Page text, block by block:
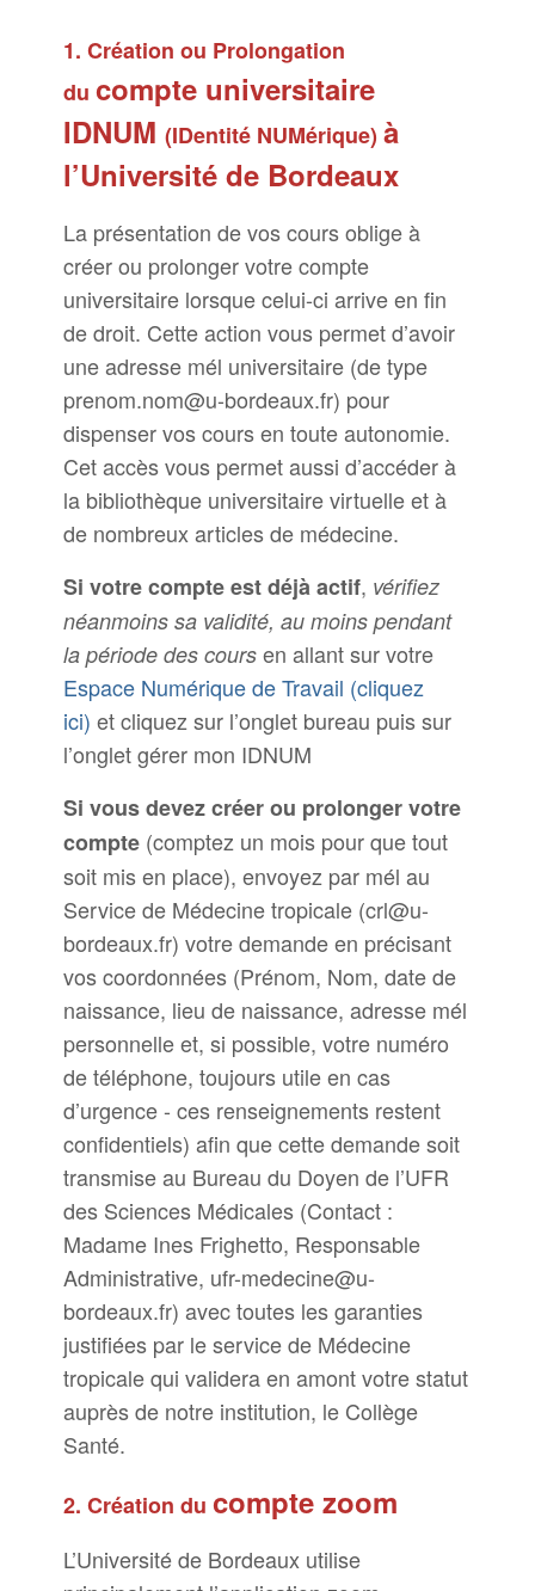
1. Création ou Prolongation
ducompte universitaire
IDNUM(IDentité NUMérique)à
l’Université de Bordeaux
La présentation de vos cours oblige à
créer ou prolonger votre compte
universitaire lorsque celui-ci arrive en fin
de droit. Cette action vous permet d’avoir
une adresse mél universitaire (de type
prenom.nom@u-bordeaux.fr) pour
dispenser vos cours en toute autonomie.
Cet accès vous permet aussi d’accéder à
la bibliothèque universitaire virtuelle et à
de nombreux articles de médecine.
Si votre compte est déjà actif, vérifiez
néanmoins sa validité, au moins pendant
la période des coursen allant sur votre
Espace Numérique de Travail (cliquez
ici)et cliquez sur l’onglet bureau puis sur
l’onglet gérer mon IDNUM
Si vous devez créer ou prolonger votre
compte (comptez un mois pour que tout
soit mis en place), envoyez par mél au
Service de Médecine tropicale (crl@u-
bordeaux.fr) votre demande en précisant
vos coordonnées (Prénom, Nom, date de
naissance, lieu de naissance, adresse mél
personnelle et, si possible, votre numéro
de téléphone, toujours utile en cas
d’urgence - ces renseignements restent
confidentiels) afin que cette demande soit
transmise au Bureau du Doyen de l’UFR
des Sciences Médicales (Contact :
Madame Ines Frighetto, Responsable
Administrative, ufr-medecine@u-
bordeaux.fr) avec toutes les garanties
justifiées par le service de Médecine
tropicale qui validera en amont votre statut
auprès de notre institution, le Collège
Santé.
2. Création ducompte zoom
L’Université de Bordeaux utilise